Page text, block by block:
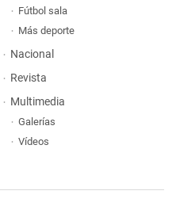
Fútbol sala
Más deporte
Nacional
Revista
Multimedia
Galerías
Vídeos